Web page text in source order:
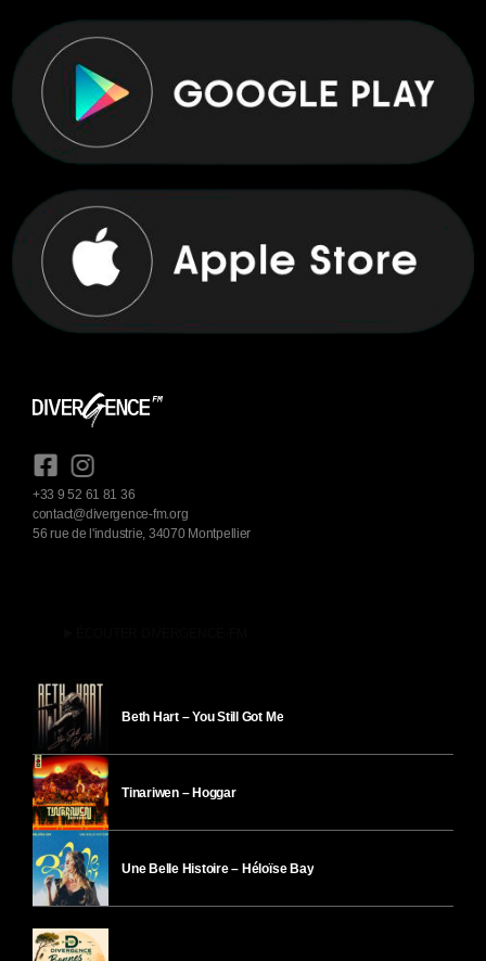
+33 9 52 61 81 36
contact@divergence-fm.org
56 rue de l'industrie, 34070 Montpellier
Beth Hart – You Still Got Me
Tinariwen – Hoggar
Une Belle Histoire – Héloïse Bay